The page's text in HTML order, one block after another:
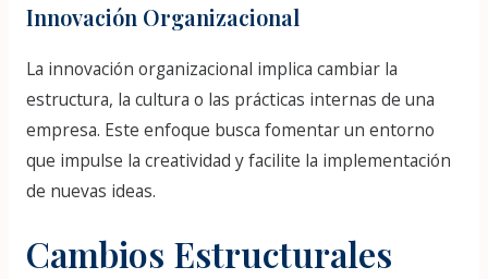
Innovación Organizacional
La innovación organizacional implica cambiar la
estructura, la cultura o las prácticas internas de una
empresa. Este enfoque busca fomentar un entorno
que impulse la creatividad y facilite la implementación
de nuevas ideas.
Cambios Estructurales